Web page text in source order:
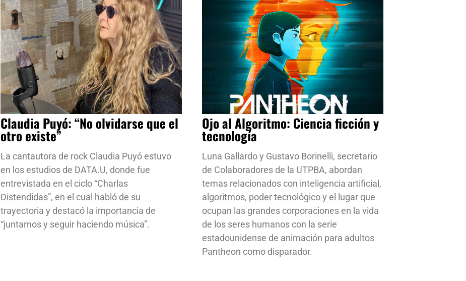
Claudia Puyó: “No olvidarse que el
otro existe”
La cantautora de rock Claudia Puyó estuvo
en los estudios de DATA.U, donde fue
entrevistada en el ciclo “Charlas
Distendidas”, en el cual habló de su
trayectoria y destacó la importancia de
“juntarnos y seguir haciendo música”.
Ojo al Algoritmo: Ciencia ficción y
tecnología
Luna Gallardo y Gustavo Borinelli, secretario
de Colaboradores de la UTPBA, abordan
temas relacionados con inteligencia artificial,
algoritmos, poder tecnológico y el lugar que
ocupan las grandes corporaciones en la vida
de los seres humanos con la serie
estadounidense de animación para adultos
Pantheon como disparador.